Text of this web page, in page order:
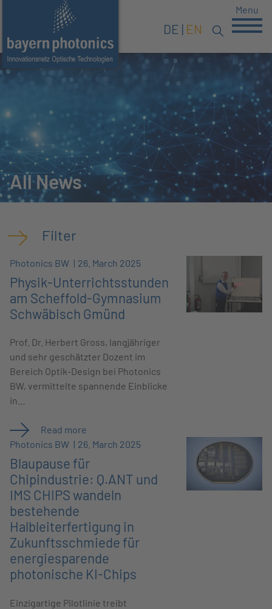
DE EN
Menu
All News
Filter
Photonics BW 26. March 2025
Physik-Unterrichtsstunden
am Scheffold-Gymnasium
Schwäbisch Gmünd
Prof. Dr. Herbert Gross, langjähriger
und sehr geschätzter Dozent im
Bereich Optik-Design bei Photonics
BW, vermittelte spannende Einblicke
in…
Read more
Photonics BW
26. March 2025
Blaupause für
Chipindustrie: Q.ANT und
IMS CHIPS wandeln
bestehende
Halbleiterfertigung in
Zukunftsschmiede für
energiesparende
photonische KI-Chips
Einzigartige Pilotlinie treibt